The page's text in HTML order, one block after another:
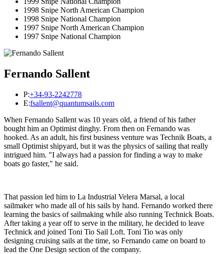
1998 Snipe North American Champion
1998 Snipe National Champion
1997 Snipe North American Champion
1997 Snipe National Champion
Fernando Sallent
P:+34-93-2242778
E:fsallent@quantumsails.com
When Fernando Sallent was 10 years old, a friend of his father
bought him an Optimist dinghy. From then on Fernando was
hooked. As an adult, his first business venture was Technik Boats, a
small Optimist shipyard, but it was the physics of sailing that really
intrigued him. "I always had a passion for finding a way to make
boats go faster," he said.
That passion led him to La Industrial Velera Marsal, a local
sailmaker who made all of his sails by hand. Fernando worked there
learning the basics of sailmaking while also running Technick Boats.
After taking a year off to serve in the military, he decided to leave
Technick and joined Toni Tio Sail Loft. Toni Tio was only
designing cruising sails at the time, so Fernando came on board to
lead the One Design section of the company.